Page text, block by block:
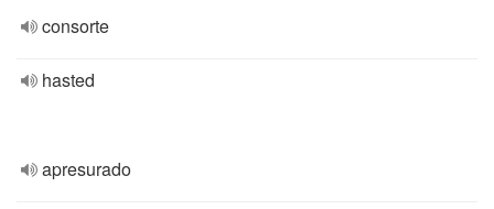
consorte
hasted
apresurado